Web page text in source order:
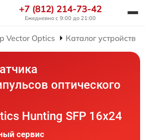
+7 (812) 214-73-42
Ежедневно с 9:00 до 21:00
Vector Optics Каталог устройств
оптического
Hunting SFP 16x24
сервис